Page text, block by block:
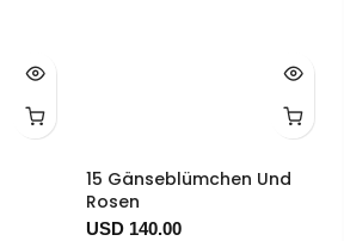
15 Gänseblümchen Und
Rosen
USD 140.00